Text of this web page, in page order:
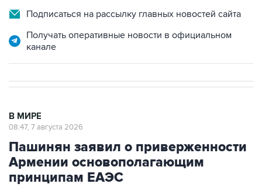
Подписаться на рассылку главных новостей сайта
Получать оперативные новости в официальном
канале
В МИРЕ
08:47, 7 августа 2026
Пашинян заявил о приверженности
Армении основополагающим
принципам ЕАЭС